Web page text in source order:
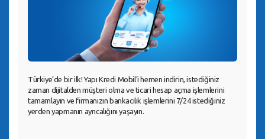
Türkiye’de bir ilk! Yapı Kredi Mobil’i hemen indirin, istediğiniz
zaman dijitalden müşteri olma ve ticari hesap açma işlemlerini
tamamlayın ve firmanızın bankacılık işlemlerini 7/24 istediğiniz
yerden yapmanın ayrıcalığını yaşayın.